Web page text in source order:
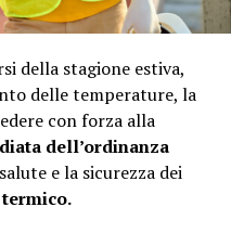
della stagione estiva,
delle temperature, la
con forza alla
dell’ordinanza
e la sicurezza dei